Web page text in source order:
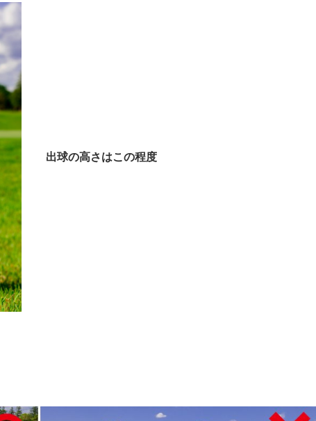
出球の高さはこの程度